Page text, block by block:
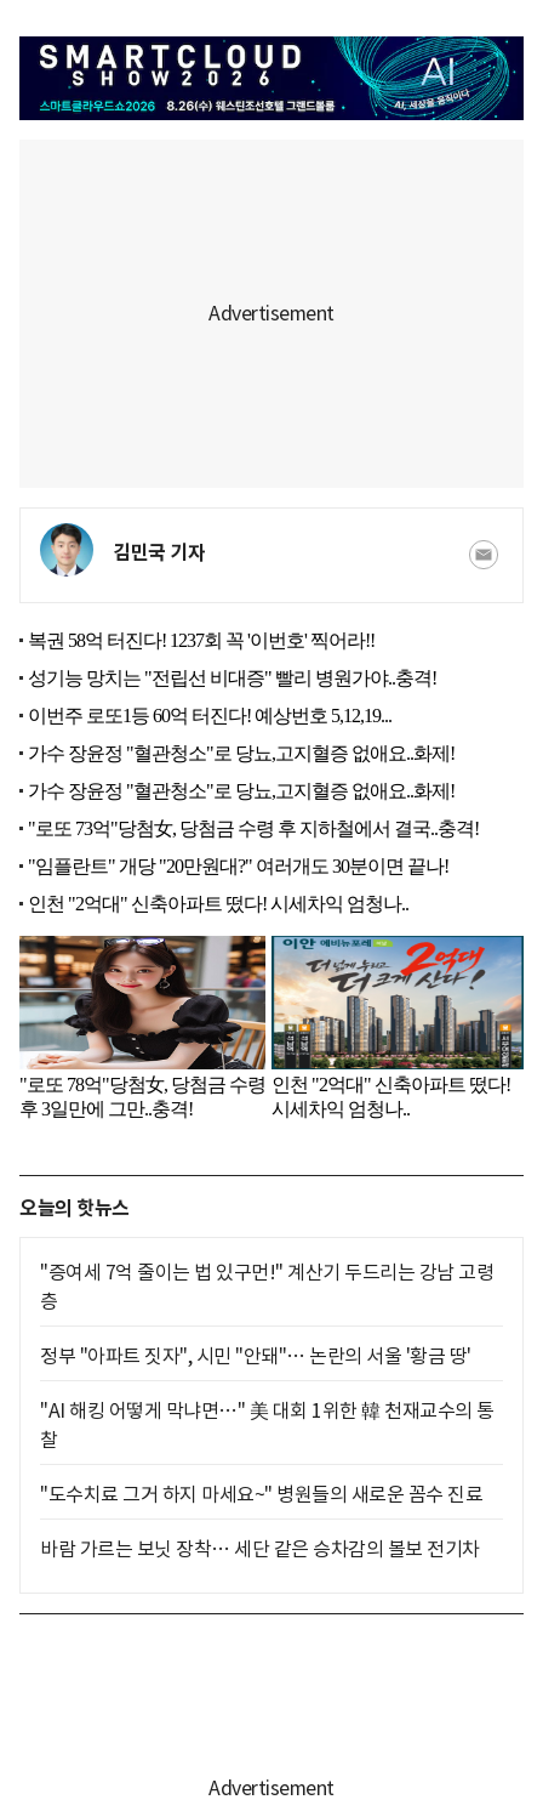
김민국 기자
오늘의 핫뉴스
"증여세 7억 줄이는 법 있구먼!" 계산기 두드리는 강남 고령
층
정부 "아파트 짓자", 시민 "안돼"… 논란의 서울 '황금 땅'
"AI 해킹 어떻게 막냐면…" 美 대회 1위한 韓 천재교수의 통
찰
"도수치료 그거 하지 마세요~" 병원들의 새로운 꼼수 진료
바람 가르는 보닛 장착… 세단 같은 승차감의 볼보 전기차